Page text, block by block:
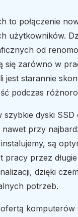
to połączenie
użytkowników.
od
się zarówno w
jest starannie
podczas
dyski SSD
nawet przy
są
pracy przez
dzięki
potrzeb.